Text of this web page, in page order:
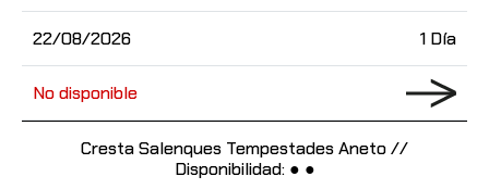
22/08/2026 1 Día
No disponible
Cresta Salenques Tempestades Aneto //
Disponibilidad: ● ●